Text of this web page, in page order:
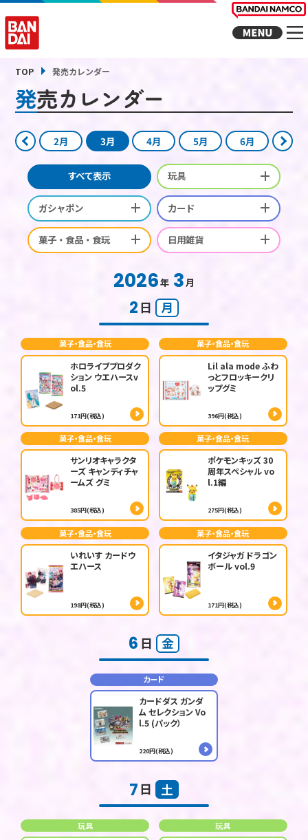
TOP 発売カレンダー
発売カレンダー
2月 3月 4月 5月 6月
すべて表示 玩具
ガシャポン カード
菓子・食品・食玩 日用雑貨
2026年 3月
2日 月
菓子・食品・食玩
ホロライブプロダク
ション ウエハースv
ol.5
171円(税込)
菓子・食品・食玩
Lil ala mode ふわ
っとフロッキークリ
ップグミ
396円(税込)
菓子・食品・食玩
サンリオキャラクタ
ーズ キャンディチャ
ームズ グミ
385円(税込)
菓子・食品・食玩
ポケモンキッズ 30
周年スペシャル vo
l.1編
275円(税込)
菓子・食品・食玩
いれいす カードウ
エハース
198円(税込)
菓子・食品・食玩
イタジャガ ドラゴン
ボール vol.9
171円(税込)
6 日 金
カード
カードダス ガンダ
ム セレクション Vo
l.5 (パック）
220円(税込)
7日 土
玩具 玩具